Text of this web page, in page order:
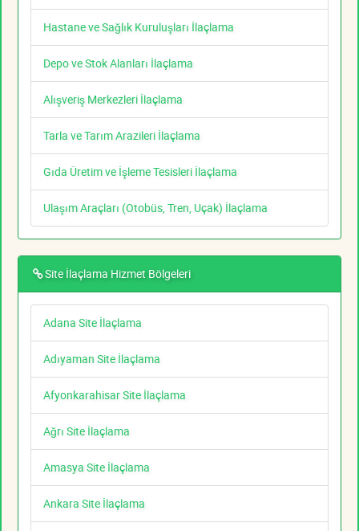
Hastane ve Sağlık Kuruluşları İlaçlama
Depo ve Stok Alanları İlaçlama
Alışveriş Merkezleri İlaçlama
Tarla ve Tarım Arazileri İlaçlama
Gıda Üretim ve İşleme Tesisleri İlaçlama
Ulaşım Araçları (Otobüs, Tren, Uçak) İlaçlama
Site İlaçlama Hizmet Bölgeleri
Adana Site İlaçlama
Adıyaman Site İlaçlama
Afyonkarahisar Site İlaçlama
Ağrı Site İlaçlama
Amasya Site İlaçlama
Ankara Site İlaçlama